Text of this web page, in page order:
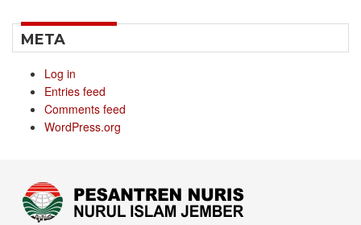
META
Log in
Entries feed
Comments feed
WordPress.org